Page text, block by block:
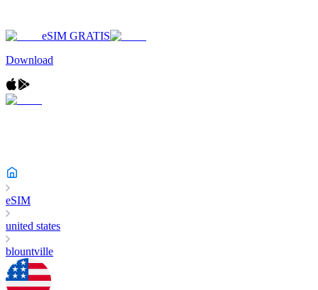
eSIM GRATIS
Download
eSIM
united states
blountville